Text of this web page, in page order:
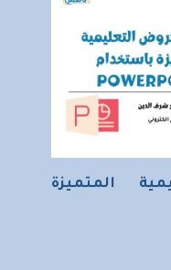
المتميزة